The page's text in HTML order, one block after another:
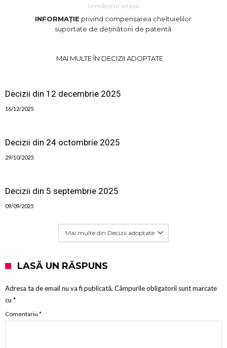
Următorul articol
INFORMAȚIE privind compensarea cheltuielilor
suportate de deținătorii de patentă
MAI MULTE ÎN DECIZII ADOPTATE
Decizii din 12 decembrie 2025
16/12/2025
Decizii din 24 octombrie 2025
29/10/2025
Decizii din 5 septembrie 2025
09/09/2025
Mai multe din Decizii adoptate
LASĂ UN RĂSPUNS
Adresa ta de email nu va fi publicată. Câmpurile obligatorii sunt marcate
cu *
Comentariu *